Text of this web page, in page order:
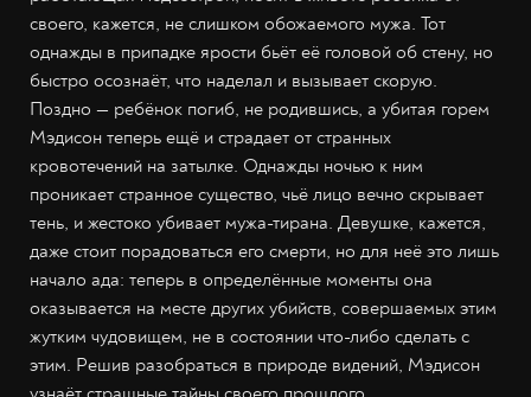
своего, кажется, не слишком обожаемого мужа. Тот
однажды в припадке ярости бьёт её головой об стену, но
быстро осознаёт, что наделал и вызывает скорую.
Поздно — ребёнок погиб, не родившись, а убитая горем
Мэдисон теперь ещё и страдает от странных
кровотечений на затылке. Однажды ночью к ним
проникает странное существо, чьё лицо вечно скрывает
тень, и жестоко убивает мужа-тирана. Девушке, кажется,
даже стоит порадоваться его смерти, но для неё это лишь
начало ада: теперь в определённые моменты она
оказывается на месте других убийств, совершаемых этим
жутким чудовищем, не в состоянии что-либо сделать с
этим. Решив разобраться в природе видений, Мэдисон